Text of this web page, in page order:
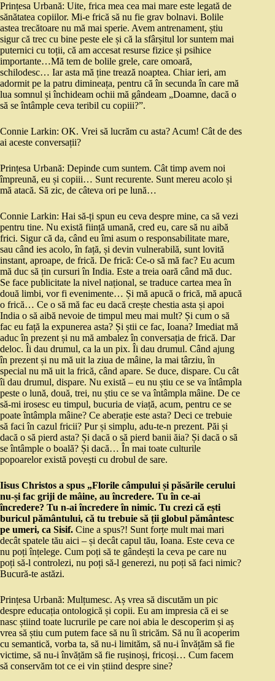
Prințesa Urbană: Uite, frica mea cea mai mare este legată de
sănătatea copiilor. Mi-e frică să nu fie grav bolnavi. Bolile
astea trecătoare nu mă mai sperie. Avem antrenament, știu
sigur că trec cu bine peste ele și că la sfârșitul lor suntem mai
puternici cu toții, că am accesat resurse fizice și psihice
importante…Mă tem de bolile grele, care omoară,
schilodesc… Iar asta mă ține trează noaptea. Chiar ieri, am
adormit pe la patru dimineața, pentru că în secunda în care mă
lua somnul și închideam ochii mă gândeam „Doamne, dacă o
să se întâmple ceva teribil cu copiii?”.
Connie Larkin: OK. Vrei să lucrăm cu asta? Acum! Cât de des
ai aceste conversații?
Prințesa Urbană: Depinde cum suntem. Cât timp avem noi
împreună, eu și copiii… Sunt recurente. Sunt mereu acolo și
mă atacă. Să zic, de câteva ori pe lună…
Connie Larkin: Hai să-ți spun eu ceva despre mine, ca să vezi
pentru tine. Nu există ființă umană, cred eu, care să nu aibă
frici. Sigur că da, când eu îmi asum o responsabilitate mare,
sau când ies acolo, în față, și devin vulnerabilă, sunt lovită
instant, aproape, de frică. De frică: Ce-o să mă fac? Eu acum
mă duc să țin cursuri în India. Este a treia oară când mă duc.
Se face publicitate la nivel național, se traduce cartea mea în
două limbi, vor fi evenimente… Și mă apucă o frică, mă apucă
o frică… Ce o să mă fac eu dacă crește chestia asta și apoi
India o să aibă nevoie de timpul meu mai mult? Și cum o să
fac eu față la expunerea asta? Și știi ce fac, Ioana? Imediat mă
aduc în prezent și nu mă ambalez în conversația de frică. Dar
deloc. Îi dau drumul, ca la un pix. Îi dau drumul. Când ajung
în prezent și nu mă uit la ziua de mâine, la mai târziu, în
special nu mă uit la frică, când apare. Se duce, dispare. Cu cât
îi dau drumul, dispare. Nu există – eu nu știu ce se va întâmpla
peste o lună, două, trei, nu știu ce se va întâmpla mâine. De ce
să-mi irosesc eu timpul, bucuria de viață, acum, pentru ce se
poate întâmpla mâine? Ce aberație este asta? Deci ce trebuie
să faci în cazul fricii? Pur și simplu, adu-te-n prezent. Păi și
dacă o să pierd asta? Și dacă o să pierd banii ăia? Și dacă o să
se întâmple o boală? Și dacă… În mai toate culturile
popoarelor există povești cu drobul de sare.
Iisus Christos a spus „Florile câmpului și păsările cerului
nu-și fac griji de mâine, au încredere. Tu în ce-ai
încredere? Tu n-ai încredere în nimic. Tu crezi că ești
buricul pământului, că tu trebuie să ții globul pământesc
pe umeri, ca Sisif. Cine a spus?! Sunt forțe mult mai mari
decât spatele tău aici – și decât capul tău, Ioana. Este ceva ce
nu poți înțelege. Cum poți să te gândești la ceva pe care nu
poți să-l controlezi, nu poți să-l generezi, nu poți să faci nimic?
Bucură-te astăzi.
Prințesa Urbană: Mulțumesc. Aș vrea să discutăm un pic
despre educația ontologică și copii. Eu am impresia că ei se
nasc știind toate lucrurile pe care noi abia le descoperim și aș
vrea să știu cum putem face să nu îi stricăm. Să nu îi acoperim
cu semantică, vorba ta, să nu-i limităm, să nu-i învățăm să fie
victime, să nu-i învățăm să fie rușinoși, fricoși… Cum facem
să conservăm tot ce ei vin știind despre sine?